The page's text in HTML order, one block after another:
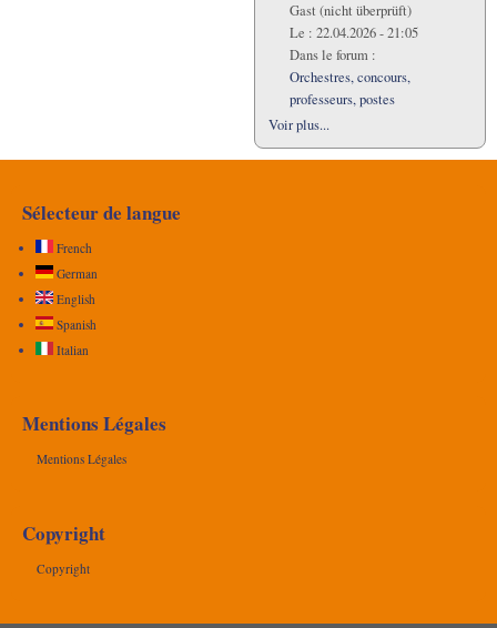
Gast (nicht überprüft)
Le : 22.04.2026 - 21:05
Dans le forum :
Orchestres, concours,
professeurs, postes
Voir plus...
Sélecteur de langue
French
German
English
Spanish
Italian
Mentions Légales
Mentions Légales
Copyright
Copyright